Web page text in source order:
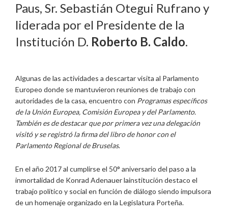
Paus, Sr. Sebastián Otegui Rufrano y
liderada por el Presidente de la
Institución D. Roberto B. Caldo.
Algunas de las actividades a descartar visita al Parlamento
Europeo donde se mantuvieron reuniones de trabajo con
autoridades de la casa, encuentro con Programas específicos
de la Unión Europea, Comisión Europea y del Parlamento.
También es de destacar que por primera vez una delegación
visitó y se registró la firma del libro de honor con el
Parlamento Regional de Bruselas.
En el año 2017 al cumplirse el 50° aniversario del paso a la
inmortalidad de Konrad Adenauer lainstitución destaco el
trabajo político y social en función de diálogo siendo impulsora
de un homenaje organizado en la Legislatura Porteña.